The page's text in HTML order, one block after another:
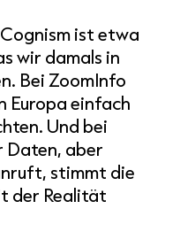
Steigerung von
Meetings.”
@ Druva